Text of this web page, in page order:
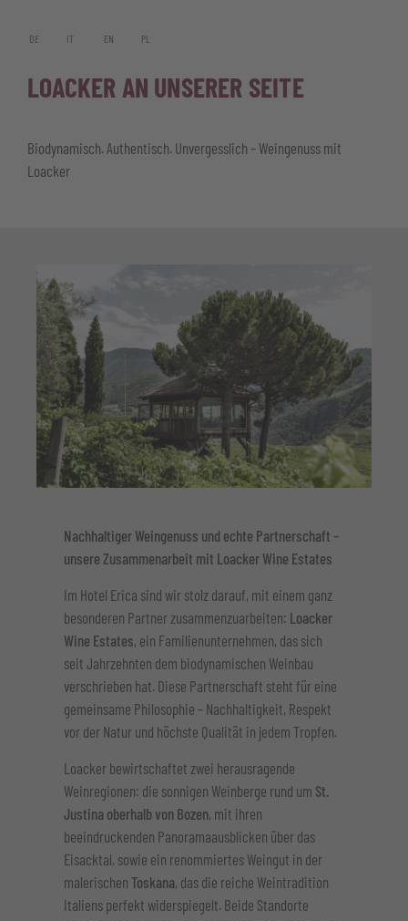
DE IT EN PL
LOACKER AN UNSERER SEITE
Biodynamisch. Authentisch. Unvergesslich – Weingenuss mit
Loacker
Nachhaltiger Weingenuss und echte Partnerschaft –
unsere Zusammenarbeit mit Loacker Wine Estates
Im Hotel Erica sind wir stolz darauf, mit einem ganz
besonderen Partner zusammenzuarbeiten: Loacker
Wine Estates, ein Familienunternehmen, das sich
seit Jahrzehnten dem biodynamischen Weinbau
verschrieben hat. Diese Partnerschaft steht für eine
gemeinsame Philosophie – Nachhaltigkeit, Respekt
vor der Natur und höchste Qualität in jedem Tropfen.
Loacker bewirtschaftet zwei herausragende
Weinregionen: die sonnigen Weinberge rund um St.
Justina oberhalb von Bozen, mit ihren
beeindruckenden Panoramaausblicken über das
Eisacktal, sowie ein renommiertes Weingut in der
malerischen Toskana, das die reiche Weintradition
Italiens perfekt widerspiegelt. Beide Standorte